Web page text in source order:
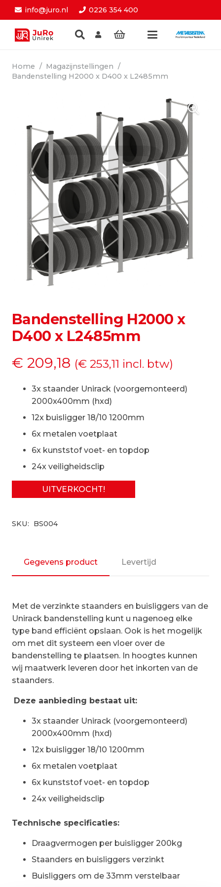
info@juro.nl 0226 354 400
Home / Magazijnstellingen /
Bandenstelling H2000 x D400 x L2485mm
Bandenstelling H2000 x
D400 x L2485mm
€ 209,18 (€ 253,11 incl. btw)
3x staander Unirack (voorgemonteerd)
2000x400mm (hxd)
12x buisligger 18/10 1200mm
6x metalen voetplaat
6x kunststof voet- en topdop
24x veiligheidsclip
UITVERKOCHT!
SKU: BS004
Gegevens product Levertijd
Met de verzinkte staanders en buisliggers van de
Unirack bandenstelling kunt u nagenoeg elke
type band efficiënt opslaan. Ook is het mogelijk
om met dit systeem een vloer over de
bandenstelling te plaatsen. In hoogtes kunnen
wij maatwerk leveren door het inkorten van de
staanders.
Deze aanbieding bestaat uit:
3x staander Unirack (voorgemonteerd)
2000x400mm (hxd)
12x buisligger 18/10 1200mm
6x metalen voetplaat
6x kunststof voet- en topdop
24x veiligheidsclip
Technische specificaties:
Draagvermogen per buisligger 200kg
Staanders en buisliggers verzinkt
Buisliggers om de 33mm verstelbaar